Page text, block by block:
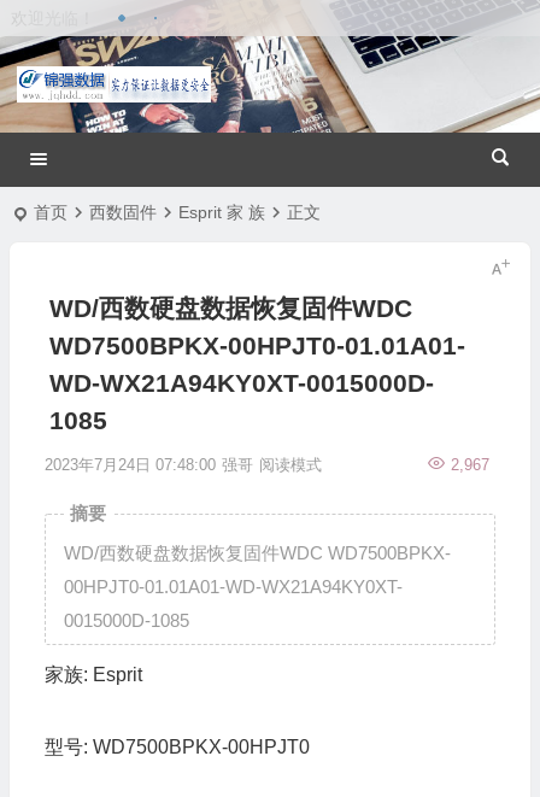
首页 西数固件 Esprit 家 族 正文
WD/西数硬盘数据恢复固件WDC
WD7500BPKX-00HPJT0-01.01A01-
WD-WX21A94KY0XT-0015000D-
1085
2023年7月24日 07:48:00 强哥 2,967
阅读模式
摘要
WD/西数硬盘数据恢复固件WDC WD7500BPKX-
00HPJT0-01.01A01-WD-WX21A94KY0XT-
0015000D-1085
家族: Esprit
型号: WD7500BPKX-00HPJT0